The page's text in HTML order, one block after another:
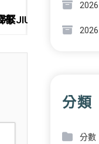
布JIUYI俱意診所設
2026
2026
分類
分數